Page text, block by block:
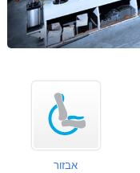
אבזור